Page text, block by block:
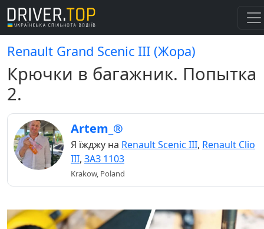
Renault Grand Scenic III (Жора)
Крючки в багажник. Попытка
2.
Artem_®
Я їжджу на Renault Scenic III, Renault Clio
III, ЗАЗ 1103
Krakow, Poland